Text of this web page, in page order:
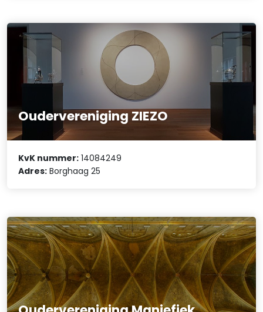
Oudervereniging ZIEZO
KvK nummer: 14084249
Adres: Borghaag 25